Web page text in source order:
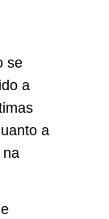
se
a
a
na